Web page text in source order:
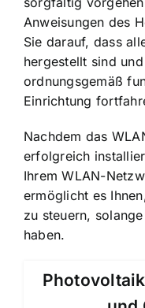
Anweisungen des
Sie darauf, dass
hergestellt sind
ordnungsgemäß
Einrichtung
Nachdem das
erfolgreich
Ihrem WLAN-
ermöglicht es
zu steuern,
haben.